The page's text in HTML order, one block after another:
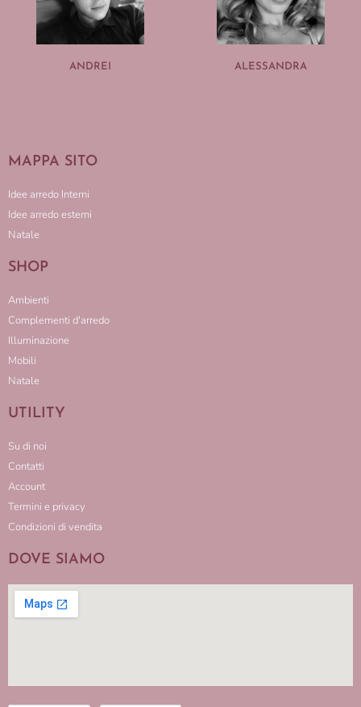
ANDREI ALESSANDRA
MAPPA SITO
Idee arredo Interni
Idee arredo esterni
Natale
SHOP
Ambienti
Complementi d'arredo
Illuminazione
Mobili
Natale
UTILITY
Su di noi
Contatti
Account
Termini e privacy
Condizioni di vendita
DOVE SIAMO